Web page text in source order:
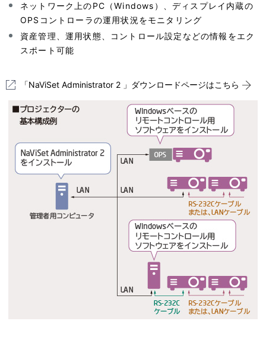
ネットワーク上のPC（Windows）、ディスプレイ内蔵の
OPSコントローラの運用状況をモニタリング
資産管理、運用状態、コントロール設定などの情報をエク
スポート可能
「NaViSet Administrator 2 」ダウンロードページはこちら